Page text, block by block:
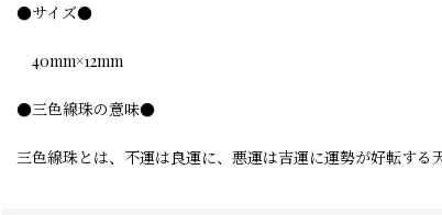
●サイズ●
40mm×12mm
●三色線珠の意味●
三色線珠とは、不運は良運に、悪運は吉運に運勢が好転する